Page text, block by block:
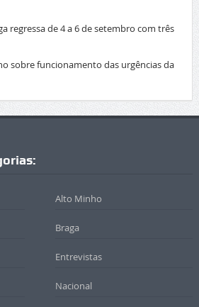
regressa de 4 a 6 de setembro com três
sobre funcionamento das urgências da
Alto Minho
Braga
Entrevistas
Nacional